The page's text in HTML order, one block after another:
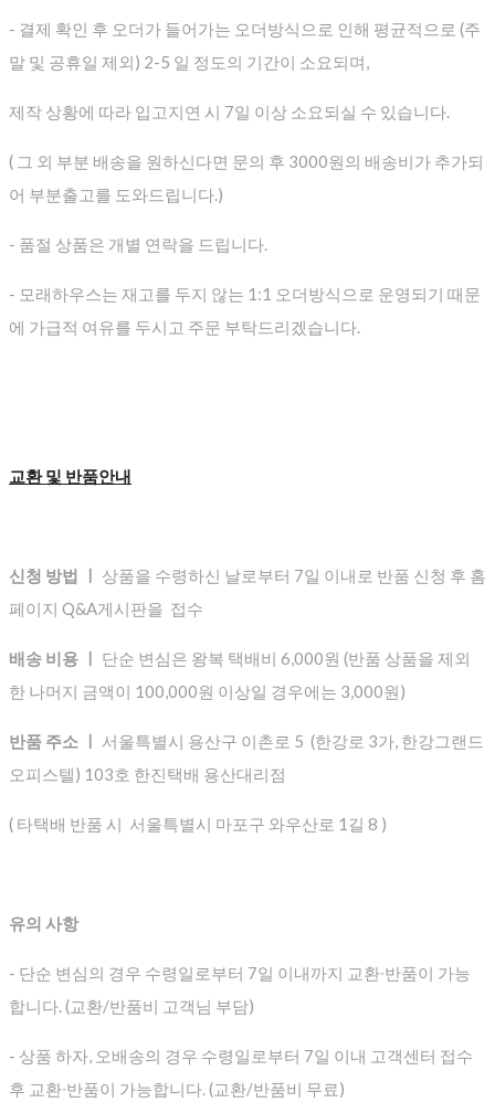
- 결제 확인 후 오더가 들어가는 오더방식으로 인해 평균적으로 (주
말 및 공휴일 제외) 2-5 일 정도의 기간이 소요되며,
제작 상황에 따라 입고지연 시 7일 이상 소요되실 수 있습니다.
( 그 외 부분 배송을 원하신다면 문의 후 3000원의 배송비가 추가되
어 부분출고를 도와드립니다.)
- 품절 상품은 개별 연락을 드립니다.
- 모래하우스는 재고를 두지 않는 1:1 오더방식으로 운영되기 때문
에 가급적 여유를 두시고 주문 부탁드리겠습니다.
교환 및 반품안내
신청 방법 ㅣ 상품을 수령하신 날로부터 7일 이내로 반품 신청 후 홈
페이지 Q&A게시판을 접수
배송 비용 ㅣ
단순 변심은 왕복 택배비 6,000원 (반품 상품을 제외
한 나머지 금액이 100,000원 이상일 경우에는 3,000원)
반품 주소 ㅣ 서울특별시 용산구 이촌로 5 (한강로 3가, 한강그랜드
오피스텔) 103호 한진택배 용산대리점
( 타택배 반품 시 서울특별시 마포구 와우산로 1길 8 )
유의 사항
- 단순 변심의 경우 수령일로부터 7일 이내까지 교환∙반품이 가능
합니다. (교환/반품비 고객님 부담)
- 상품 하자, 오배송의 경우 수령일로부터 7일 이내 고객센터 접수
후 교환∙반품이 가능합니다. (교환/반품비 무료)